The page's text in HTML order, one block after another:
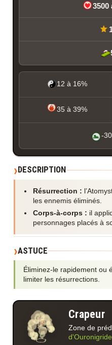
3500
12 à 16%
35 à 39%
-
DESCRIPTION
Résurrection :
les ennemis éliminés.
Corps-à-corps : il
personnages placés à
ASTUCE
Éliminez-le rapidement ou
limiter les résurrections.
Crapeur
Zone de
d'Ouronigride